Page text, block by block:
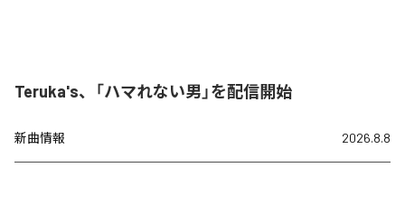
Teruka's、「ハマれない男」を配信開始
新曲情報 2026.8.8